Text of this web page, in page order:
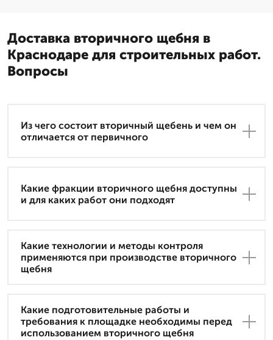
Доставка вторичного щебня в
Краснодаре для строительных работ.
Вопросы
Из чего состоит вторичный щебень и чем он
отличается от первичного
Какие фракции вторичного щебня доступны
и для каких работ они подходят
Какие технологии и методы контроля
применяются при производстве вторичного
щебня
Какие подготовительные работы и
требования к площадке необходимы перед
использованием вторичного щебня